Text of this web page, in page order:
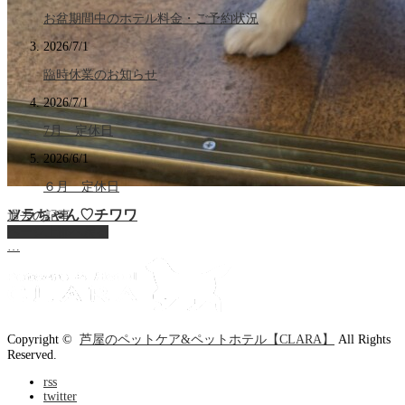
ココちゃん♡‬プードル
…
ソラちゃん♡‬チワワ
お盆期間中のホテル料金・ご予約状況
2026/7/1
臨時休業のお知らせ
2026/7/1
7月 定休日
2026/6/1
６月 定休日
過去の記事
Copyright © 芦屋のペットケア&ペットホテル【CLARA】
All Rights
Reserved.
rss
twitter